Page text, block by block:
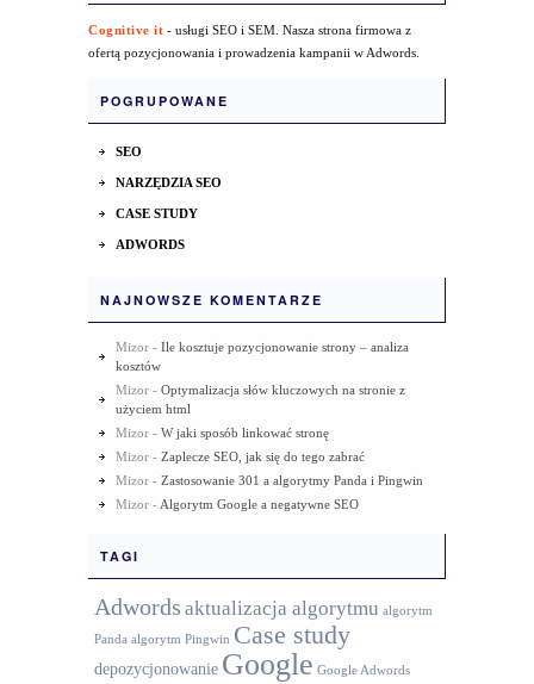
Cognitive it - usługi SEO i SEM. Nasza strona firmowa z
ofertą pozycjonowania i prowadzenia kampanii w Adwords.
POGRUPOWANE
SEO
NARZĘDZIA SEO
CASE STUDY
ADWORDS
NAJNOWSZE KOMENTARZE
Mizor - Ile kosztuje pozycjonowanie strony – analiza
kosztów
Mizor - Optymalizacja słów kluczowych na stronie z
użyciem html
Mizor - W jaki sposób linkować stronę
Mizor - Zaplecze SEO, jak się do tego zabrać
Mizor - Zastosowanie 301 a algorytmy Panda i Pingwin
Mizor - Algorytm Google a negatywne SEO
TAGI
Adwords aktualizacja algorytmu algorytm
Panda algorytm Pingwin Case study
depozycjonowanie Google Google Adwords